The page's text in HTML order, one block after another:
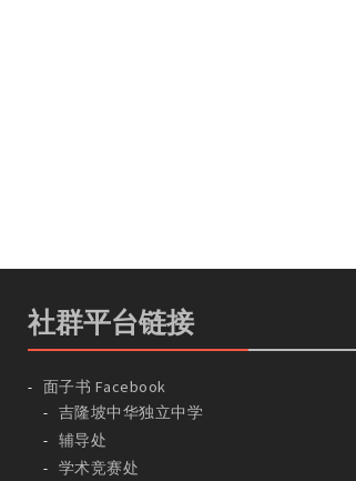
社群平台链接
面子书 Facebook
吉隆坡中华独立中学
辅导处
学术竞赛处